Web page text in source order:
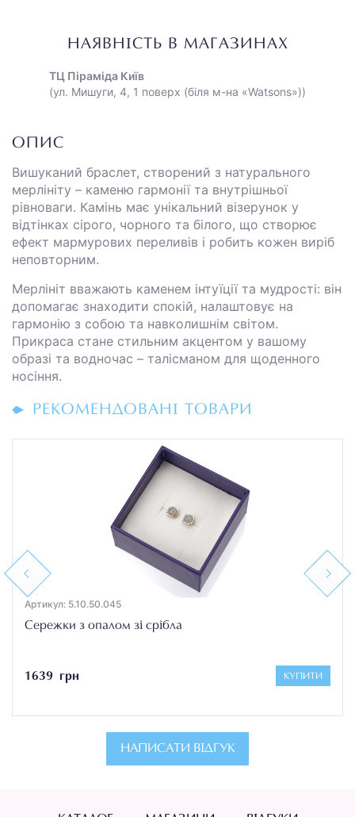
НАЯВНІСТЬ В МАГАЗИНАХ
ТЦ Піраміда Київ
(ул. Мишуги, 4, 1 поверх (біля м-на «Watsons»))
ОПИС
Вишуканий браслет, створений з натурального
мерлініту – каменю гармонії та внутрішньої
рівноваги. Камінь має унікальний візерунок у
відтінках сірого, чорного та білого, що створює
ефект мармурових переливів і робить кожен виріб
неповторним.
Мерлініт вважають каменем інтуїції та мудрості: він
допомагає знаходити спокій, налаштовує на
гармонію з собою та навколишнім світом.
Прикраса стане стильним акцентом у вашому
образі та водночас – талісманом для щоденного
носіння.
РЕКОМЕНДОВАНІ ТОВАРИ
Previous
Артикул: 5.10.50.045
Сережки з опалом зі срібла
1639 грн КУПИТИ
Next
НАПИСАТИ ВІДГУК